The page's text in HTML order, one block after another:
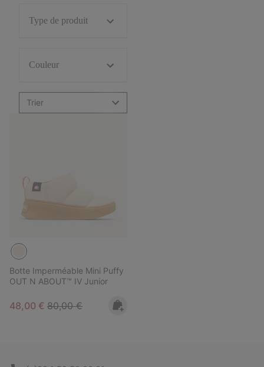
Type de produit
Couleur
Trier
Botte Imperméable Mini Puffy
OUT N ABOUT™ IV Junior
Sale price:
48,00 € Regular price:
80,00 €